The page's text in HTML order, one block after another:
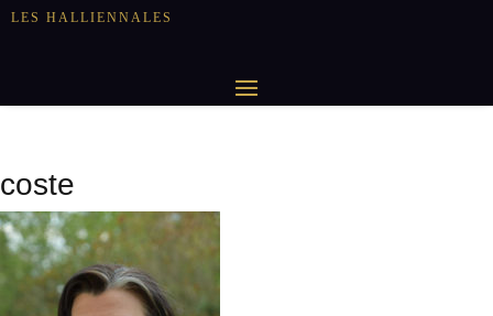
LES HALLIENNALES
coste